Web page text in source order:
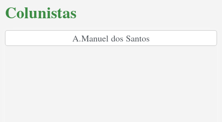
Colunistas
A.Manuel dos Santos